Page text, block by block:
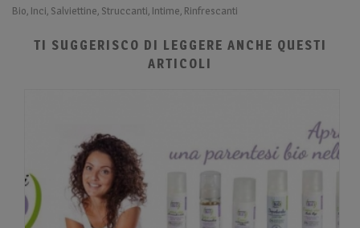
Bio, Inci, Salviettine, Struccanti, Intime, Rinfrescanti
TI SUGGERISCO DI LEGGERE ANCHE QUESTI
ARTICOLI